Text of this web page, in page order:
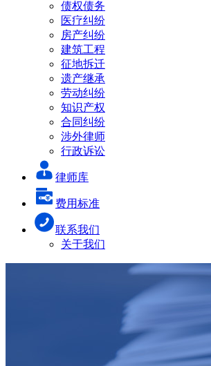
债权债务
医疗纠纷
房产纠纷
建筑工程
征地拆迁
遗产继承
劳动纠纷
知识产权
合同纠纷
涉外律师
行政诉讼
律师库
费用标准
联系我们
关于我们